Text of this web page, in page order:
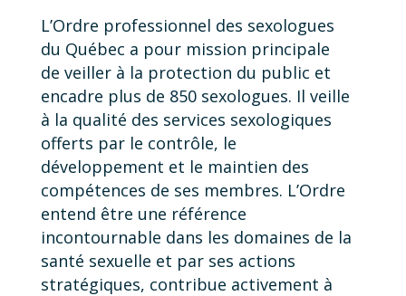
L’Ordre professionnel des sexologues
du Québec a pour mission principale
de veiller à la protection du public et
encadre plus de 850 sexologues. Il veille
à la qualité des services sexologiques
offerts par le contrôle, le
développement et le maintien des
compétences de ses membres. L’Ordre
entend être une référence
incontournable dans les domaines de la
santé sexuelle et par ses actions
stratégiques, contribue activement à